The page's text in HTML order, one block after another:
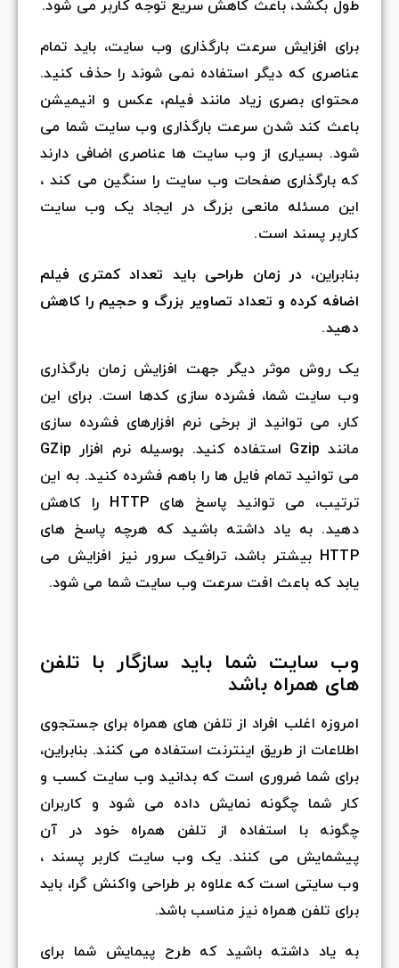
طول بکشد، باعث کاهش سریع توجه کاربر می شود.
برای افزایش سرعت بارگذاری وب سایت، باید تمام
عناصری که دیگر استفاده نمی شوند را حذف کنید.
محتوای بصری زیاد مانند فیلم، عکس و انیمیشن
باعث کند شدن سرعت بارگذاری وب سایت شما می
شود. بسیاری از وب سایت ها عناصری اضافی دارند
که بارگذاری صفحات وب سایت را سنگین می کند ،
این مسئله مانعی بزرگ در ایجاد یک وب سایت
کاربر پسند است.
بنابراین، در زمان طراحی باید تعداد کمتری فیلم
اضافه کرده و تعداد تصاویر بزرگ و حجیم را کاهش
دهید.
یک روش موثر دیگر جهت افزایش زمان بارگذاری
وب سایت شما، فشرده سازی کدها است. برای این
کار، می توانید از برخی نرم افزارهای فشرده سازی
مانند Gzip استفاده کنید. بوسیله نرم افزار GZip
می توانید تمام فایل ها را باهم فشرده کنید. به این
ترتیب، می توانید پاسخ های HTTP را کاهش
دهید. به یاد داشته باشید که هرچه پاسخ های
HTTP بیشتر باشد، ترافیک سرور نیز افزایش می
یابد که باعث افت سرعت وب سایت شما می شود.
وب سایت شما باید سازگار با تلفن
های همراه باشد
امروزه اغلب افراد از تلفن های همراه برای جستجوی
اطلاعات از طریق اینترنت استفاده می کنند. بنابراین،
برای شما ضروری است که بدانید وب سایت کسب و
کار شما چگونه نمایش داده می شود و کاربران
چگونه با استفاده از تلفن همراه خود در آن
پیشمایش می کنند. یک وب سایت کاربر پسند ،
وب سایتی است که علاوه بر طراحی واکنش گرا، باید
برای تلفن همراه نیز مناسب باشد.
به یاد داشته باشید که طرح پیمایش شما برای